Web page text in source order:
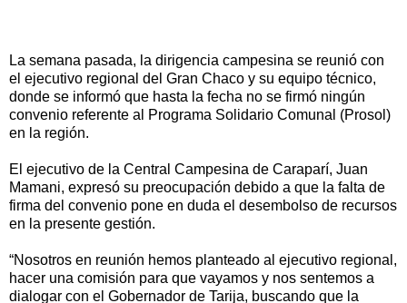
La semana pasada, la dirigencia campesina se reunió con
el ejecutivo regional del Gran Chaco y su equipo técnico,
donde se informó que hasta la fecha no se firmó ningún
convenio referente al Programa Solidario Comunal (Prosol)
en la región.
El ejecutivo de la Central Campesina de Caraparí, Juan
Mamani, expresó su preocupación debido a que la falta de
firma del convenio pone en duda el desembolso de recursos
en la presente gestión.
“Nosotros en reunión hemos planteado al ejecutivo regional,
hacer una comisión para que vayamos y nos sentemos a
dialogar con el Gobernador de Tarija, buscando que la